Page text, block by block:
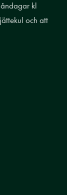
kl
och att